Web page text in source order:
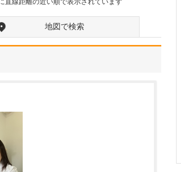
直線距離の近い順で表示されています
地図で検索
内視鏡検査は、どのくらいの頻度で受けるとよ
患者さんの年齢などにも